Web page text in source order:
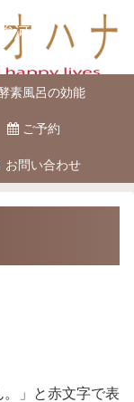
河台
素風呂の効能
ご予約
お問い合わせ
。」と赤文字で表